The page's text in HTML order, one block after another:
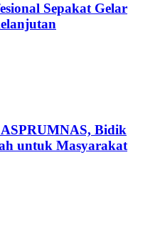
Sepakat Gelar
Bidik
untuk Masyarakat